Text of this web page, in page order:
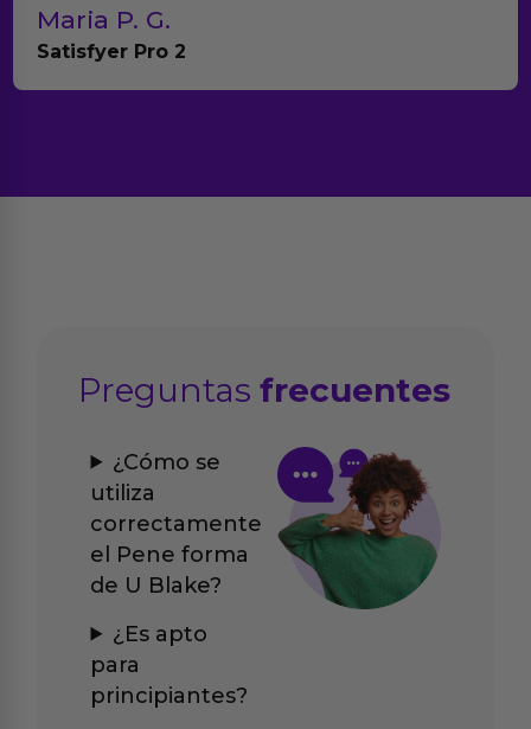
Teresa y Diego
Anna Huevo Vibrador
Preguntasfrecuentes
¿Cómo se
utiliza
correctamente
el Pene forma
de U Blake?
¿Es apto
para
principiantes?